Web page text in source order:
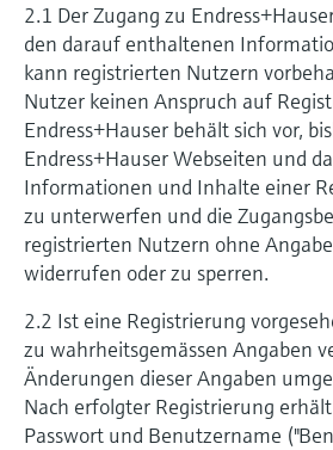
Alle ansehen
2.1 Der Zugang zu
den darauf enthaltenen
kann registrierten Nutzern
Nutzer keinen Anspruch auf
Endress+Hauser behält sich vor,
Endress+Hauser Webseiten und
Informationen und Inhalte einer
zu unterwerfen und die
registrierten Nutzern ohne
widerrufen oder zu sperren.
2.2 Ist eine Registrierung
zu wahrheitsgemässen Angaben
Änderungen dieser Angaben
Nach erfolgter Registrierung
Passwort und Benutzername